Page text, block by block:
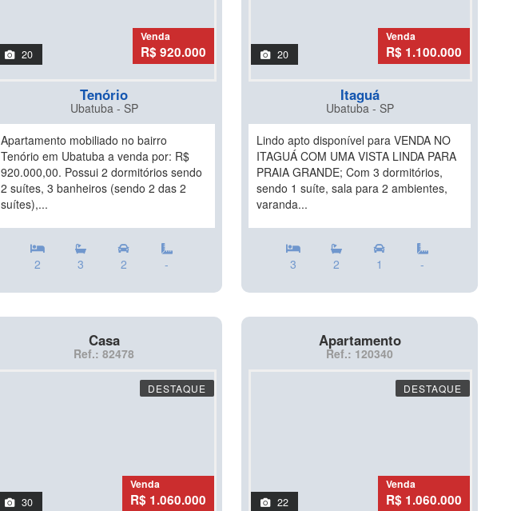
20
Venda
R$ 920.000
Tenório
Ubatuba - SP
Apartamento mobiliado no bairro
Tenório em Ubatuba a venda por: R$
920.000,00. Possui 2 dormitórios sendo
2 suítes, 3 banheiros (sendo 2 das 2
suítes),...
2 3 2 -
20
Venda
R$ 1.100.000
Itaguá
Ubatuba - SP
Lindo apto disponível para VENDA NO
ITAGUÁ COM UMA VISTA LINDA PARA
PRAIA GRANDE; Com 3 dormitórios,
sendo 1 suíte, sala para 2 ambientes,
varanda...
3 2 1 -
Casa
Ref.: 82478
DESTAQUE
30
Venda
R$ 1.060.000
Apartamento
Ref.: 120340
DESTAQUE
22
Venda
R$ 1.060.000